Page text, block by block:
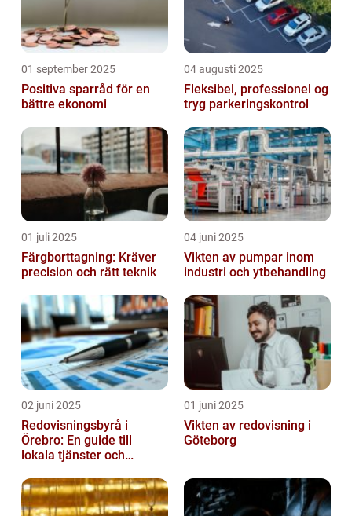
01 september 2025
Positiva sparråd för en
bättre ekonomi
04 augusti 2025
Fleksibel, professionel og
tryg parkeringskontrol
01 juli 2025
Färgborttagning: Kräver
precision och rätt teknik
04 juni 2025
Vikten av pumpar inom
industri och ytbehandling
02 juni 2025
Redovisningsbyrå i
Örebro: En guide till
lokala tjänster och
01 juni 2025
Vikten av redovisning i
Göteborg